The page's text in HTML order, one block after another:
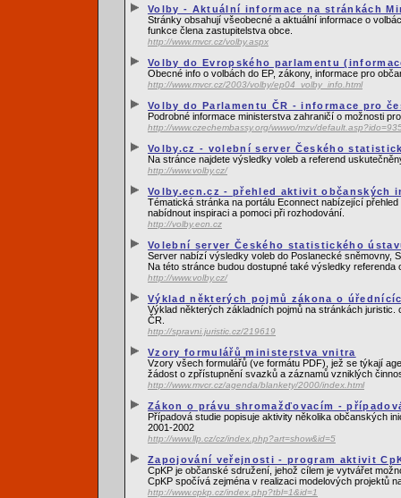
Volby - Aktuální informace na stránkách
Stránky obsahují všeobecné a aktuální informace o
funkce člena zastupitelstva obce.
http://www.mvcr.cz/volby.aspx
Volby do Evropského parlamentu
Obecné info o volbách do EP, zákony, informace pro
http://www.mvcr.cz/2003/volby/ep04_volby_info.html
Volby do Parlamentu ČR - informace pro
Podrobné informace ministerstva zahraničí o možnosti
http://www.czechembassy.org/wwwo/mzv/
Volby.cz - volební server Českého
Na stránce najdete výsledky voleb a referend
http://www.volby.cz/
Volby.ecn.cz - přehled aktivit občanských
Tématická stránka na portálu Econnect nabízející
nabídnout inspiraci a pomoci při rozhodování.
http://volby.ecn.cz
Volební server Českého statistického
Server nabízí výsledky voleb do Poslanecké sněmovny,
Na této stránce budou dostupné také výsledky referenda
http://www.volby.cz/
Výklad některých pojmů zákona o
Výklad některých základních pojmů na stránkách
ČR.
http://spravni.juristic.cz/219619
Vzory formulářů ministerstva vnitra
Vzory všech formulářů (ve formátu PDF), jež se týkají
žádost o zpřístupnění svazků a záznamů vzniklých
http://www.mvcr.cz/agenda/blankety/2000/index.html
Zákon o právu shromažďovacím -
Případová studie popisuje aktivity několika občanských
2001-2002
http://www.llp.cz/cz/index.php?art=show&id=5
Zapojování veřejnosti - program aktivit
CpKP je občanské sdružení, jehož cílem je vytvářet
CpKP spočívá zejména v realizaci modelových projektů
http://www.cpkp.cz/index.php?tbl=1&id=1